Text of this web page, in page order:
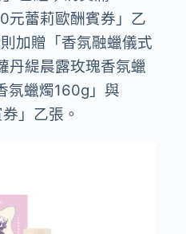
蕾莉歐酬賓券」乙
加贈「香氛融蠟儀式
丹緹晨露玫瑰香氛蠟
氛蠟燭160g」與
」乙張。